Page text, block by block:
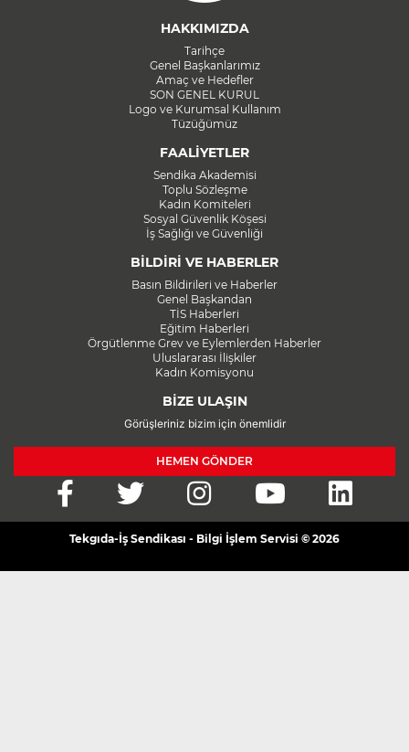
HAKKIMIZDA
Tarihçe
Genel Başkanlarımız
Amaç ve Hedefler
SON GENEL KURUL
Logo ve Kurumsal Kullanım
Tüzüğümüz
FAALİYETLER
Sendika Akademisi
Toplu Sözleşme
Kadın Komiteleri
Sosyal Güvenlik Köşesi
İş Sağlığı ve Güvenliği
BİLDİRİ VE HABERLER
Basın Bildirileri ve Haberler
Genel Başkandan
TİS Haberleri
Eğitim Haberleri
Örgütlenme Grev ve Eylemlerden Haberler
Uluslararası İlişkiler
Kadın Komisyonu
BİZE ULAŞIN
Görüşleriniz bizim için önemlidir
HEMEN GÖNDER
Tekgıda-İş Sendikası - Bilgi İşlem Servisi © 2026